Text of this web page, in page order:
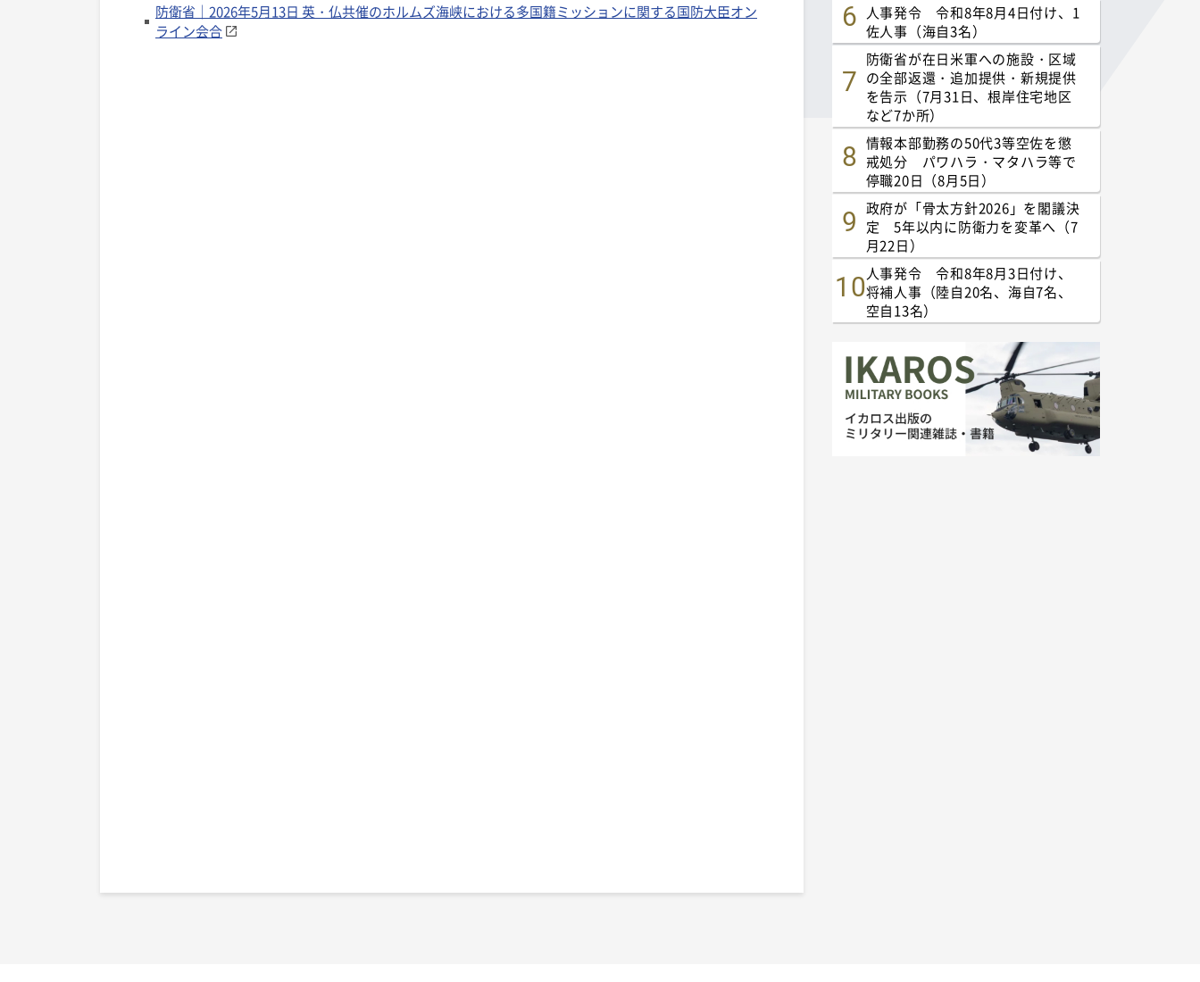
防衛省｜2026年5月13日 英・仏共催のホルムズ海峡における多国籍ミッションに関する国防大臣オン
ライン会合
人事発令 令和8年8月4日付け、1
佐人事（海自3名）
防衛省が在日米軍への施設・区域
の全部返還・追加提供・新規提供
を告示（7月31日、根岸住宅地区
など7か所）
情報本部勤務の50代3等空佐を懲
戒処分 パワハラ・マタハラ等で
停職20日（8月5日）
政府が「骨太方針2026」を閣議決
定 5年以内に防衛力を変革へ（7
月22日）
人事発令 令和8年8月3日付け、
将補人事（陸自20名、海自7名、
空自13名）